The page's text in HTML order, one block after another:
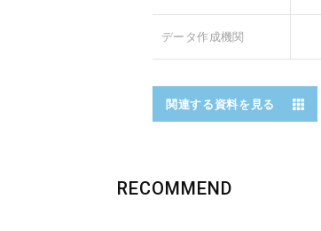
データ作成機関
関連する資料を見る
RECOMMEND